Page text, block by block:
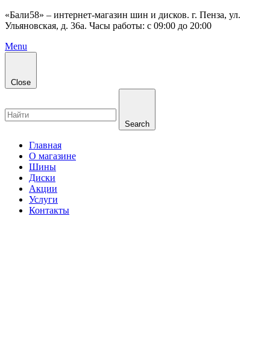
«Бали58» – интернет-магазин шин и дисков. г. Пенза, ул.
Ульяновская, д. 36а. Часы работы: с 09:00 до 20:00
Menu
Close
Search
Главная
О магазине
Шины
Диски
Акции
Услуги
Контакты